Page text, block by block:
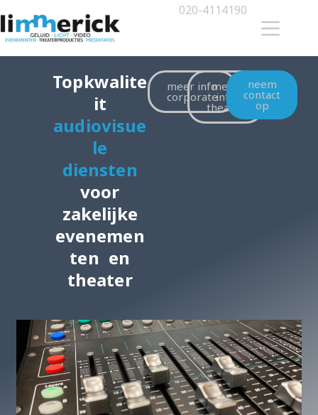
020-4114190
Topkwalite
it
audiovisue
le
diensten
voor
zakelijke
evenemen
ten en
theater
meer info
corporate
meer
info
theater
neem
contact
op